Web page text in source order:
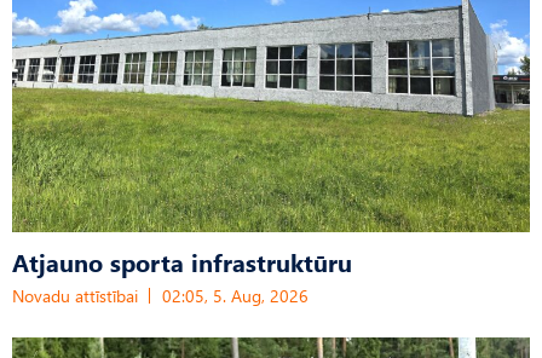
Atjauno sporta infrastruktūru
Novadu attīstībai 02:05, 5. Aug, 2026